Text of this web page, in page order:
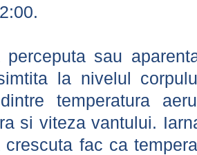
perceputa sau
la nivelul
temperatura
si viteza vantului.
crescuta fac ca